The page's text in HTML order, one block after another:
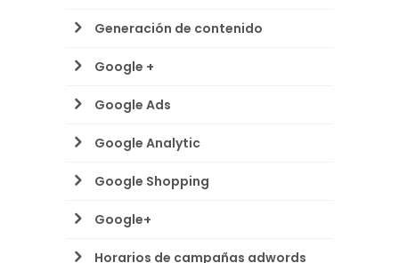
Generación de contenido
Google +
Google Ads
Google Analytic
Google Shopping
Google+
Horarios de campañas adwords